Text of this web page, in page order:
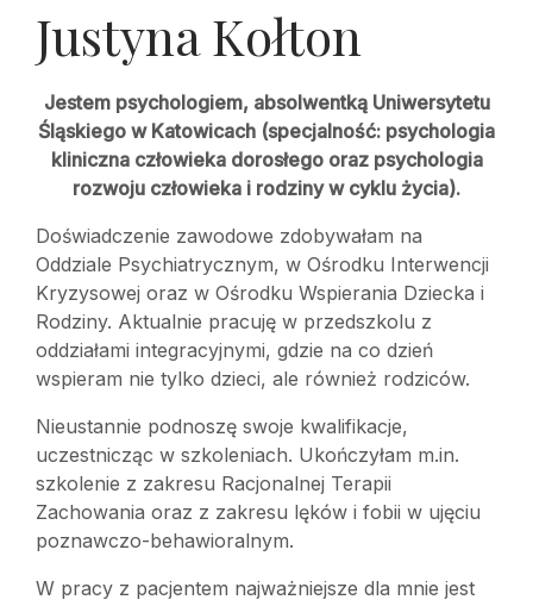
Justyna Kołton
Jestem psychologiem, absolwentką Uniwersytetu
Śląskiego w Katowicach (specjalność: psychologia
kliniczna człowieka dorosłego oraz psychologia
rozwoju człowieka i rodziny w cyklu życia).
Doświadczenie zawodowe zdobywałam na
Oddziale Psychiatrycznym, w Ośrodku Interwencji
Kryzysowej oraz w Ośrodku Wspierania Dziecka i
Rodziny. Aktualnie pracuję w przedszkolu z
oddziałami integracyjnymi, gdzie na co dzień
wspieram nie tylko dzieci, ale również rodziców.
Nieustannie podnoszę swoje kwalifikacje,
uczestnicząc w szkoleniach. Ukończyłam m.in.
szkolenie z zakresu Racjonalnej Terapii
Zachowania oraz z zakresu lęków i fobii w ujęciu
poznawczo-behawioralnym.
W pracy z pacjentem najważniejsze dla mnie jest